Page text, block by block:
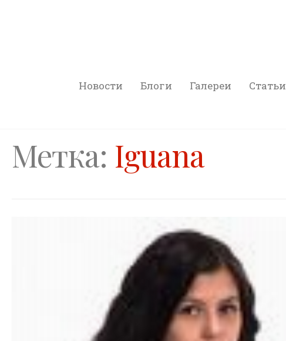
Новости Блоги Галереи Статьи
Метка: Iguana